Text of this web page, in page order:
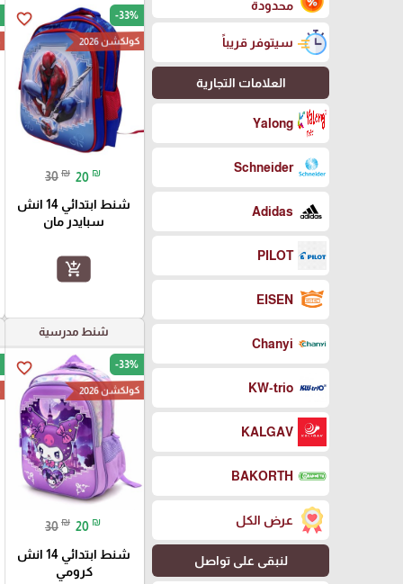
محدودة
سيتوفر قريباً
العلامات التجارية
Yalong
Schneider
Adidas
PILOT
EISEN
Chanyi
KW-trio
KALGAV
BAKORTH
عرض الكل
لنبقى على تواصل
favorite_border -33%
كولكشن 2026
30 ₪ 20 ₪
شنط ابتدائي 14 انش
سبايدر مان
add_shopping_cart
شنط مدرسية
favorite_border -33%
كولكشن 2026
30 ₪ 20 ₪
شنط ابتدائي 14 انش
كرومي